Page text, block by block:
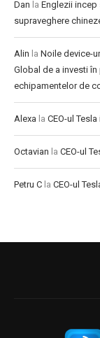
Dan la Englezii
supraveghere
Alin la Noile device-
Global de a investi
echipamentelor de
Alexa la CEO-ul
Octavian la CEO-ul
Petru C la CEO-ul